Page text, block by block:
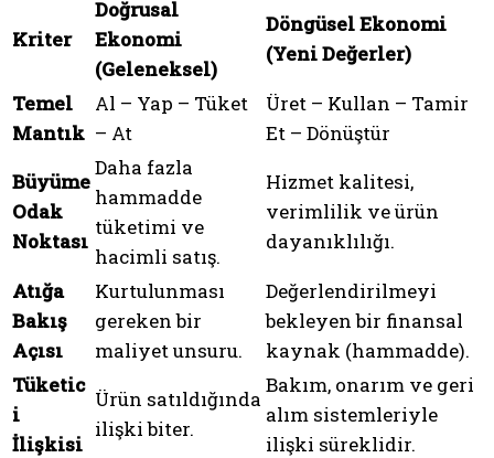
Kriter
Doğrusal
Ekonomi
(Geleneksel)
Döngüsel Ekonomi
(Yeni Değerler)
Temel
Mantık
Al – Yap – Tüket
– At
Üret – Kullan – Tamir
Et – Dönüştür
Büyüme
Odak
Noktası
Daha fazla
hammadde
tüketimi ve
hacimli satış.
Hizmet kalitesi,
verimlilik ve ürün
dayanıklılığı.
Atığa
Bakış
Açısı
Kurtulunması
gereken bir
maliyet unsuru.
Değerlendirilmeyi
bekleyen bir finansal
kaynak (hammadde).
Tüketic
i
İlişkisi
Ürün satıldığında
ilişki biter.
Bakım, onarım ve geri
alım sistemleriyle
ilişki süreklidir.